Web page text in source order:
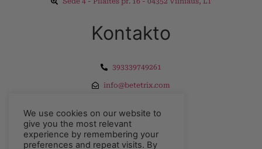
Kontakto
393339749261
info@betetrix.com
Eksploro
We use cookies on our website to
give you the most relevant
experience by remembering your
preferences and repeat visits. By